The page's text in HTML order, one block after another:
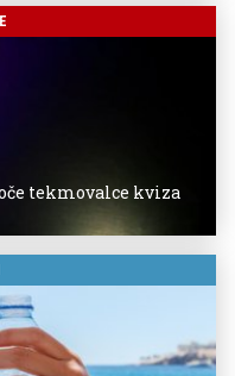
tekmovalce kviza